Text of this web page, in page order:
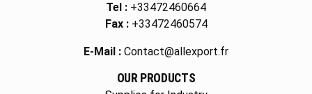
Tel : +33472460664
Fax :+33472460574
E-Mail : Contact@allexport.fr
OUR PRODUCTS